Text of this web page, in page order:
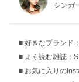
シンガ
好きなブランド
よく読む雑誌：
お気に入りの